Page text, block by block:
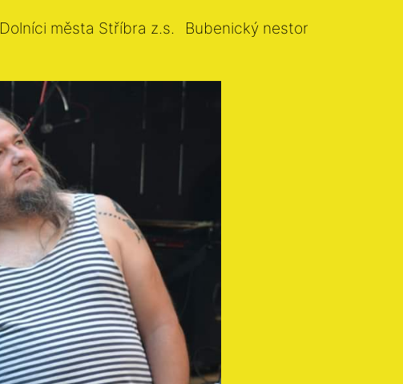
Dolníci města Stříbra z.s.
Bubenický nestor